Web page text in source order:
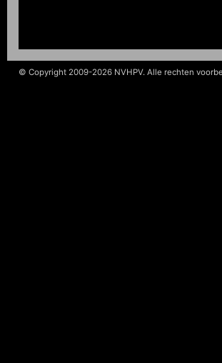
© Copyright 2009-2026 NVHPV. Alle rechten